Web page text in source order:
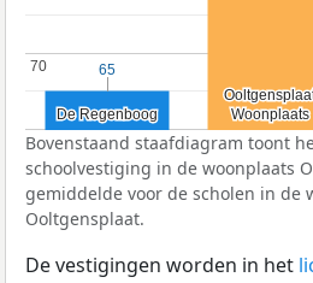
De Regenboog
De Regenboog Woonplaats
Woonplaats
70
70 65
65
Bovenstaand staafdiagram toont
schoolvestiging in de woonplaats
gemiddelde voor de scholen in de
Ooltgensplaat.
De vestigingen worden in het